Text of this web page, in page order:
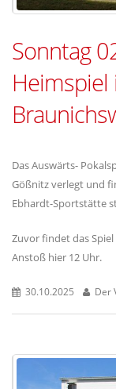
Sonntag
Heimspiel
Das Auswärts-
Gößnitz verlegt und
Ebhardt-Sportstätte
Zuvor findet das
Anstoß hier 12 Uhr.
30.10.2025 Der